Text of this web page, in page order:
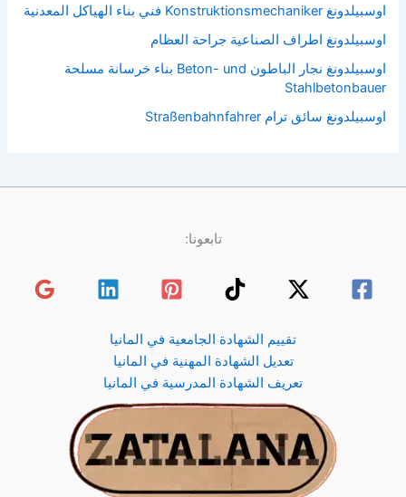
اوسبيلدونغ Konstruktionsmechaniker فني بناء الهياكل المعدنية
اوسبيلدونغ اطراف الصناعية جراحة العظام
اوسبيلدونغ نجار الباطون Beton- und بناء خرسانة مسلحة
Stahlbetonbauer
اوسبيلدونغ سائق ترام Straßenbahnfahrer
تابعونا:
تقييم الشهادة الجامعية في المانيا
تعديل الشهادة المهنية في المانيا
تعريف الشهادة المدرسية في المانيا